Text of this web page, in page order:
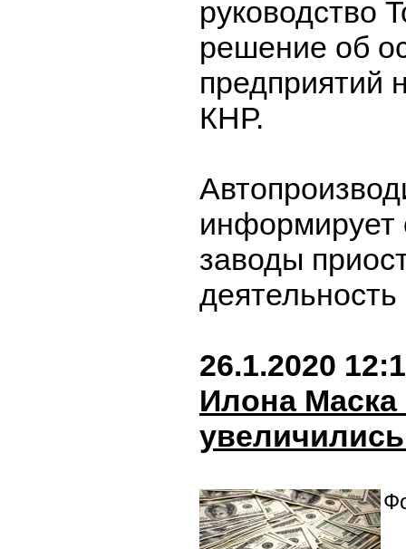
руководство
решение об
предприятий
КНР.
информирует
заводы
26.1.2020
Илона